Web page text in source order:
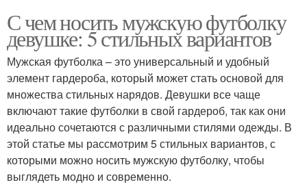
С чем носить мужскую футболку
девушке: 5 стильных вариантов
Мужская футболка – это универсальный и удобный
элемент гардероба, который может стать основой для
множества стильных нарядов. Девушки все чаще
включают такие футболки в свой гардероб, так как они
идеально сочетаются с различными стилями одежды. В
этой статье мы рассмотрим 5 стильных вариантов, с
которыми можно носить мужскую футболку, чтобы
выглядеть модно и современно.